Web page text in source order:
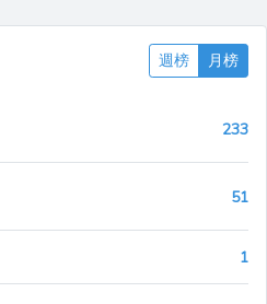
週榜 月榜
233
51
1